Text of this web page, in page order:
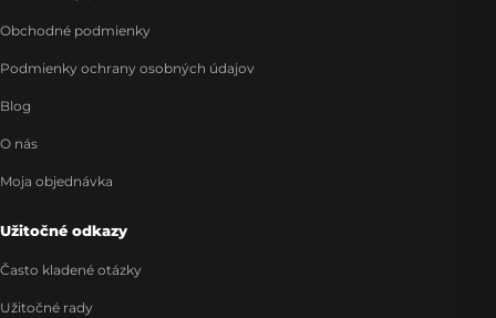
Obchodné podmienky
Podmienky ochrany osobných údajov
Blog
O nás
Moja objednávka
Užitočné odkazy
Často kladené otázky
Užitočné rady